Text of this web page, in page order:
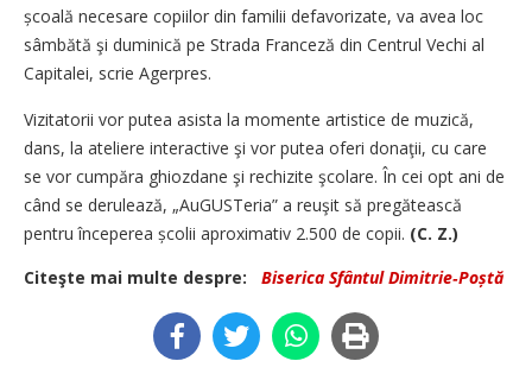
școală necesare copiilor din familii defavorizate, va avea loc
sâmbătă şi duminică pe Strada Franceză din Centrul Vechi al
Capitalei, scrie Agerpres.
Vizitatorii vor putea asista la momente artistice de muzică,
dans, la ateliere interactive şi vor putea oferi donaţii, cu care
se vor cumpăra ghiozdane şi rechizite şcolare. În cei opt ani de
când se derulează, „AuGUSTeria” a reuşit să pregătească
pentru începerea școlii aproximativ 2.500 de copii. (C. Z.)
Citeşte mai multe despre:
Biserica Sfântul Dimitrie‑Poștă